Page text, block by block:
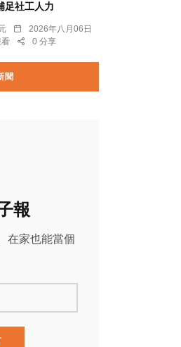
足社工人力
2026年八月06日
看
0 分享
聞
報
在家也能當個